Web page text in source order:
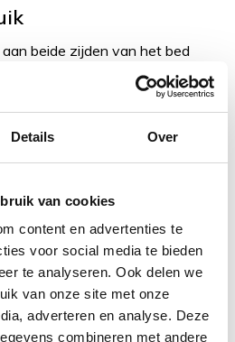
Details Over
van cookies
content en advertenties te
voor social media te bieden
te analyseren. Ook delen we
van onze site met onze
adverteren en analyse. Deze
combineren met andere
beide zijden van het bed
u slechts aan één zijde
kan de andere zijde naar
situaties en
voor
bedsteun voor ouderen
zekerheid biedt bij het opstaan